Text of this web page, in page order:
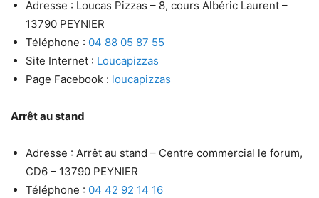
Adresse : Loucas Pizzas – 8, cours Albéric Laurent –
13790 PEYNIER
Téléphone : 04 88 05 87 55
Site Internet : Loucapizzas
Page Facebook : loucapizzas
Arrêt au stand
Adresse : Arrêt au stand – Centre commercial le forum,
CD6 – 13790 PEYNIER
Téléphone : 04 42 92 14 16